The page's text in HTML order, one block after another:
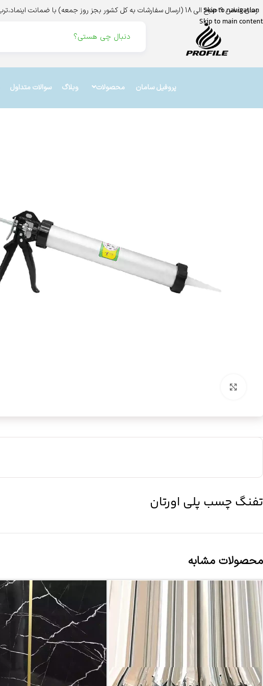
Skip to navigation
Skip to main content
زمان تماس 9 صبح الی 18 (ارسال سفارشات به کل کشور بجز روز جمعه) با ضمانت اینماد،ترب،و درگاه بانک ملت
پروفیل سامان محصولات وبلاگ سوالات متداول
تفنگ چسب پلی اورتان
محصولات مشابه